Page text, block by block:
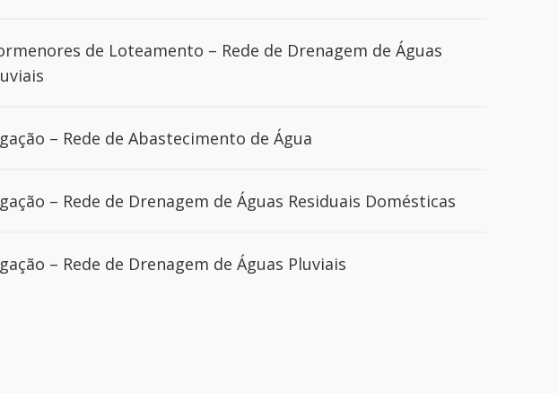
de Loteamento – Rede de Drenagem de Águas
– Rede de Abastecimento de Água
– Rede de Drenagem de Águas Residuais Domésticas
– Rede de Drenagem de Águas Pluviais